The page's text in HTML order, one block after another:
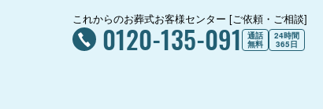
これからのお葬式お客様センター [ご依頼・ご相談]
0120-135-091 通話
無料
24時間
365日